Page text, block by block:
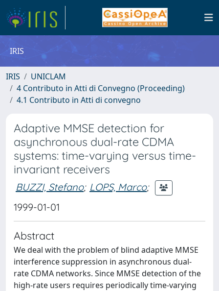
IRIS
IRIS
UNICLAM
4 Contributo in Atti di Convegno (Proceeding)
4.1 Contributo in Atti di convegno
Adaptive MMSE detection for
asynchronous dual-rate CDMA
systems: time-varying versus time-
invariant receivers
BUZZI, Stefano; LOPS, Marco;
1999-01-01
Abstract
We deal with the problem of blind adaptive MMSE
interference suppression in asynchronous dual-
rate CDMA networks. Since MMSE detection of the
high-rate users requires periodically time-varying